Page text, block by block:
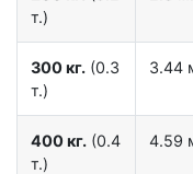
т.)
300 кг. (0.3
т.)
3.44
400 кг. (0.4
т.)
4.59